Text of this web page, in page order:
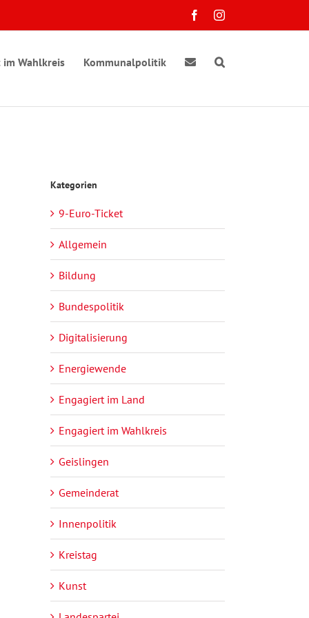
FacebookInstagram
im Wahlkreis Kommunalpolitik
Kategorien
9-Euro-Ticket
Allgemein
Bildung
Bundespolitik
Digitalisierung
Energiewende
Engagiert im Land
Engagiert im Wahlkreis
Geislingen
Gemeinderat
Innenpolitik
Kreistag
Kunst